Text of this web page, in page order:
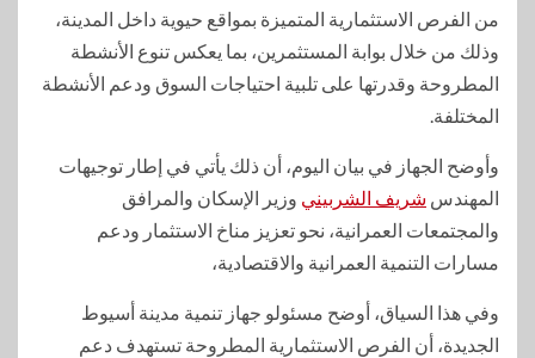
من الفرص الاستثمارية المتميزة بمواقع حيوية داخل المدينة،
وذلك من خلال بوابة المستثمرين، بما يعكس تنوع الأنشطة
المطروحة وقدرتها على تلبية احتياجات السوق ودعم الأنشطة
المختلفة.
وأوضح الجهاز في بيان اليوم، أن ذلك يأتي في إطار توجيهات
المهندس شريف الشربيني وزير الإسكان والمرافق
والمجتمعات العمرانية، نحو تعزيز مناخ الاستثمار ودعم
مسارات التنمية العمرانية والاقتصادية،
وفي هذا السياق، أوضح مسئولو جهاز تنمية مدينة أسيوط
الجديدة، أن الفرص الاستثمارية المطروحة تستهدف دعم